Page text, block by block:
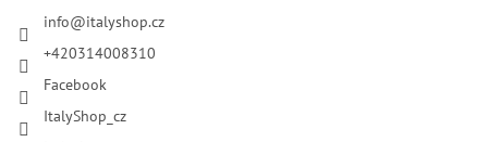
info@italyshop.cz
+420314008310
Facebook
ItalyShop_cz